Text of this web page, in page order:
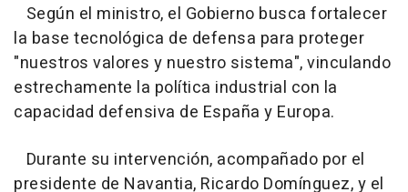
Según el ministro, el Gobierno busca fortalecer
la base tecnológica de defensa para proteger
"nuestros valores y nuestro sistema", vinculando
estrechamente la política industrial con la
capacidad defensiva de España y Europa.
Durante su intervención, acompañado por el
presidente de Navantia, Ricardo Domínguez, y el